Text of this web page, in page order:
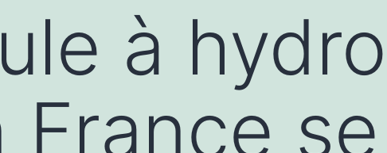
à
France